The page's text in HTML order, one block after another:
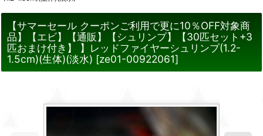
【サマーセール クーポンご利用で更に10％OFF対象商
品】【エビ】【通販】【シュリンプ】【30匹セット+3
匹おまけ付き】 】レッドファイヤーシュリンプ(1.2-
1.5cm)(生体)(淡水) [ze01-00922061]